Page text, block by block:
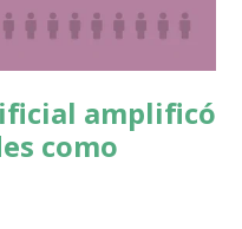
amplificó
como